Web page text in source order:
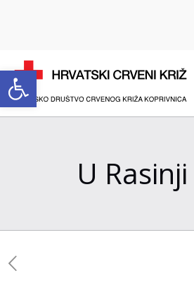
Open toolbar
U